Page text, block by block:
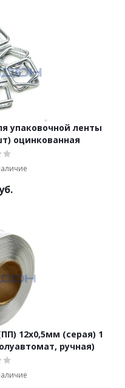
упаковочной ленты
оцинкованная
12х0,5мм (серая) 1
ручная)